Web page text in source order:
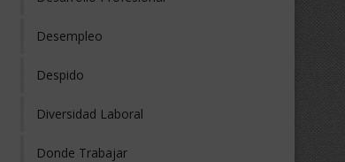
Desempleo
Despido
Diversidad Laboral
Donde Trabajar